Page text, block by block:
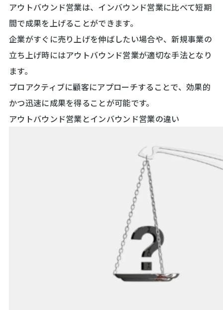
アウトバウンド営業は、インバウンド営業に比べて短期
間で成果を上げることができます。
企業がすぐに売り上げを伸ばしたい場合や、新規事業の
立ち上げ時にはアウトバウンド営業が適切な手法となり
ます。
プロアクティブに顧客にアプローチすることで、効果的
かつ迅速に成果を得ることが可能です。
アウトバウンド営業とインバウンド営業の違い